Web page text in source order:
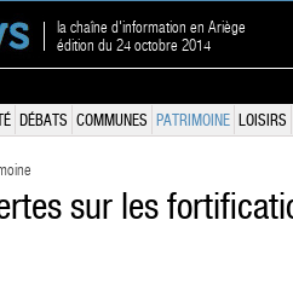
la chaîne d'information en Ariège
édition du 24 octobre 2014
DÉBATS COMMUNES PATRIMOINE LOISIRS
sur les